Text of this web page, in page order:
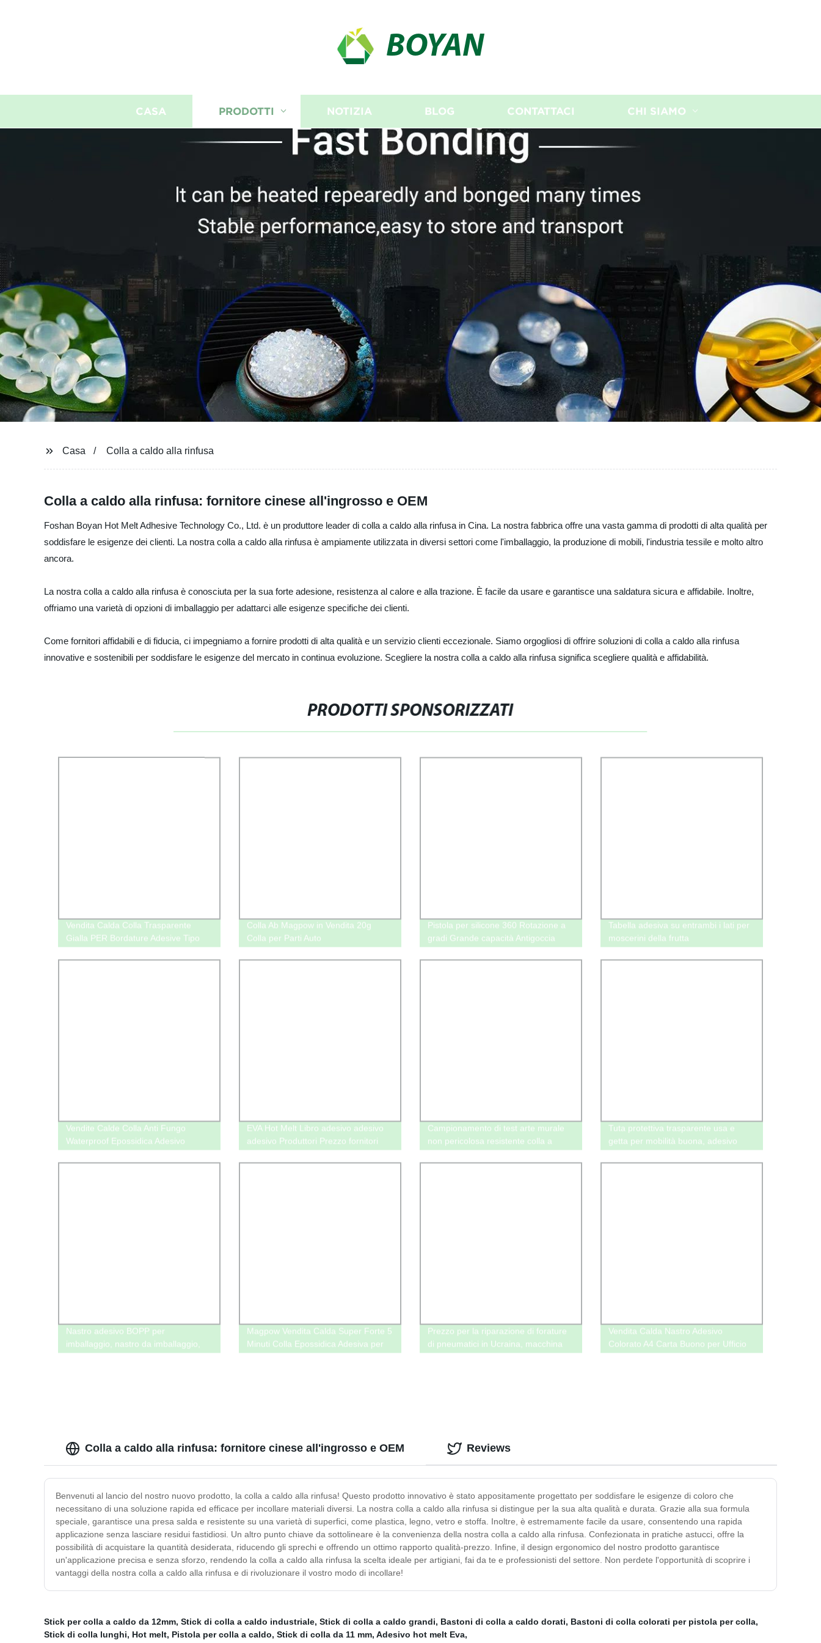
BOYAN
CASA PRODOTTI NOTIZIA BLOG CONTATTACI CHI SIAMO
Casa Colla a caldo alla rinfusa
Colla a caldo alla rinfusa: fornitore cinese all'ingrosso e OEM
Foshan Boyan Hot Melt Adhesive Technology Co., Ltd. è un produttore leader di colla a caldo alla rinfusa in Cina. La nostra fabbrica offre una vasta gamma di prodotti di alta qualità per
soddisfare le esigenze dei clienti. La nostra colla a caldo alla rinfusa è ampiamente utilizzata in diversi settori come l'imballaggio, la produzione di mobili, l'industria tessile e molto altro
ancora.
La nostra colla a caldo alla rinfusa è conosciuta per la sua forte adesione, resistenza al calore e alla trazione. È facile da usare e garantisce una saldatura sicura e affidabile. Inoltre,
offriamo una varietà di opzioni di imballaggio per adattarci alle esigenze specifiche dei clienti.
Come fornitori affidabili e di fiducia, ci impegniamo a fornire prodotti di alta qualità e un servizio clienti eccezionale. Siamo orgogliosi di offrire soluzioni di colla a caldo alla rinfusa
innovative e sostenibili per soddisfare le esigenze del mercato in continua evoluzione. Scegliere la nostra colla a caldo alla rinfusa significa scegliere qualità e affidabilità.
PRODOTTI SPONSORIZZATI
Vendita Calda Colla Trasparente
Gialla PER Bordature Adesive Tipo
Hotmelt per Bordatura in PVC
Colla Ab Magpow in Vendita 20g
Colla per Parti Auto
Pistola per silicone 360 Rotazione a
gradi Grande capacità Antigoccia
Silicone
Tabella adesiva su entrambi i lati per
moscerini della frutta
Vendite Calde Colla Anti Fungo
Waterproof Epossidica Adesivo
EVA Hot Melt Libro adesivo adesivo
adesivo Produttori Prezzo fornitori
Campionamento di test arte murale
non pericolosa resistente colla a
Tuta protettiva trasparente usa e
getta per mobilità buona, adesivo
Nastro adesivo BOPP per
imballaggio, nastro da imballaggio,
Magpow Vendita Calda Super Forte 5
Minuti Colla Epossidica Adesiva per
Prezzo per la riparazione di forature
di pneumatici in Ucraina, macchina
Vendita Calda Nastro Adesivo
Colorato A4 Carta Buono per Ufficio
Colla a caldo alla rinfusa: fornitore cinese all'ingrosso e OEM
Benvenuti al lancio del nostro nuovo prodotto, la colla a caldo alla rinfusa! Questo prodotto innovativo è stato appositamente progettato per soddisfare le esigenze di coloro che
necessitano di una soluzione rapida ed efficace per incollare materiali diversi. La nostra colla a caldo alla rinfusa si distingue per la sua alta qualità e durata. Grazie alla sua formula
speciale, garantisce una presa salda e resistente su una varietà di superfici, come plastica, legno, vetro e stoffa. Inoltre, è estremamente facile da usare, consentendo una rapida
applicazione senza lasciare residui fastidiosi. Un altro punto chiave da sottolineare è la convenienza della nostra colla a caldo alla rinfusa. Confezionata in pratiche astucci, offre la
possibilità di acquistare la quantità desiderata, riducendo gli sprechi e offrendo un ottimo rapporto qualità-prezzo. Infine, il design ergonomico del nostro prodotto garantisce
un'applicazione precisa e senza sforzo, rendendo la colla a caldo alla rinfusa la scelta ideale per artigiani, fai da te e professionisti del settore. Non perdete l'opportunità di scoprire i
vantaggi della nostra colla a caldo alla rinfusa e di rivoluzionare il vostro modo di incollare!
Reviews
Stick per colla a caldo da 12mm, Stick di colla a caldo industriale, Stick di colla a caldo grandi, Bastoni di colla a caldo dorati, Bastoni di colla colorati per pistola per colla,
Stick di colla lunghi, Hot melt, Pistola per colla a caldo, Stick di colla da 11 mm, Adesivo hot melt Eva,